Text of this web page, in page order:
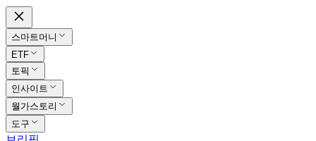
스마트머니
ETF
토픽
인사이트
월가스토리
도구